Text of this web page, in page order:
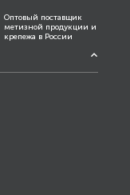
Оптовый поставщик
метизной продукции и
крепежа в России